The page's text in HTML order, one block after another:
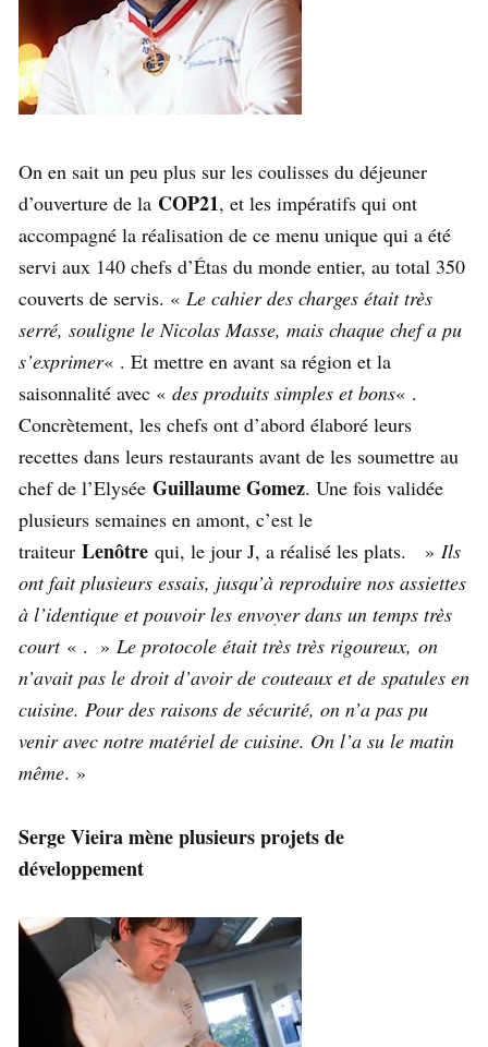
On en sait un peu plus sur les coulisses du déjeuner
d’ouverture de la COP21, et les impératifs qui ont
accompagné la réalisation de ce menu unique qui a été
servi aux 140 chefs d’Étas du monde entier, au total 350
couverts de servis. « Le cahier des charges était très
serré, souligne le Nicolas Masse, mais chaque chef a pu
s’exprimer« . Et mettre en avant sa région et la
saisonnalité avec « des produits simples et bons« .
Concrètement, les chefs ont d’abord élaboré leurs
recettes dans leurs restaurants avant de les soumettre au
chef de l’Elysée Guillaume Gomez. Une fois validée
plusieurs semaines en amont, c’est le
traiteur Lenôtre qui, le jour J, a réalisé les plats. » Ils
ont fait plusieurs essais, jusqu’à reproduire nos assiettes
à l’identique et pouvoir les envoyer dans un temps très
court« . » Le protocole était très très rigoureux, on
n’avait pas le droit d’avoir de couteaux et de spatules en
cuisine. Pour des raisons de sécurité, on n’a pas pu
venir avec notre matériel de cuisine. On l’a su le matin
même. »
Serge Vieira mène plusieurs projets de
développement